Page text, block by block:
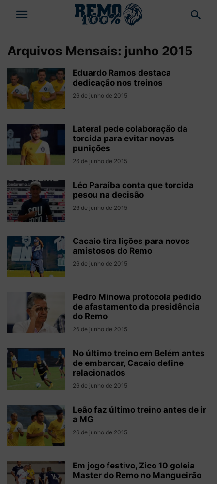
Arquivos Mensais: junho 2015
Eduardo Ramos destaca
dedicação nos treinos
26 de junho de 2015
Lateral pede colaboração da
torcida para evitar novas
punições
26 de junho de 2015
Léo Paraíba conta que torcida
pesou na decisão
26 de junho de 2015
Cacaio tira lições para novos
amistosos do Remo
26 de junho de 2015
Pedro Minowa protocola pedido
de afastamento da presidência
do Remo
26 de junho de 2015
No último treino em Belém antes
de embarcar, Cacaio define
relacionados
26 de junho de 2015
Leão faz último treino antes de ir
a MG
26 de junho de 2015
Em jogo festivo, Zico 10 goleia
Master do Remo no Mangueirão